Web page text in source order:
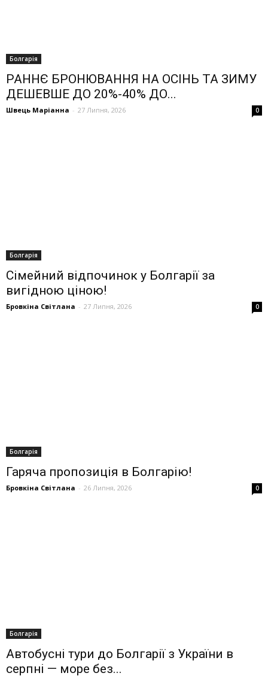
Болгарія
РАННЄ БРОНЮВАННЯ НА ОСІНЬ ТА ЗИМУ
ДЕШЕВШЕ ДО 20%-40% ДО...
Швець Маріанна - 27 Липня, 2026 0
Болгарія
Сімейний відпочинок у Болгарії за
вигідною ціною!
Бровкіна Світлана - 27 Липня, 2026 0
Болгарія
Гаряча пропозиція в Болгарію!
Бровкіна Світлана - 26 Липня, 2026 0
Болгарія
Автобусні тури до Болгарії з України в
серпні — море без...